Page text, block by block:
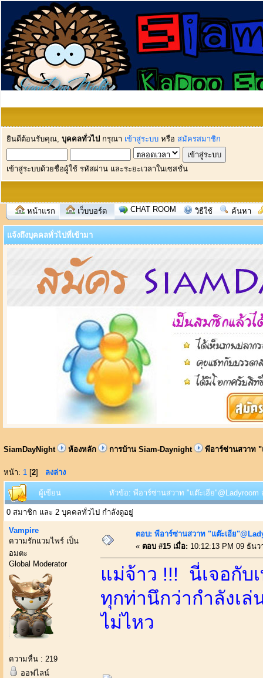
ยินดีต้อนรับคุณ, บุคคลทั่วไป กรุณา เข้าสู่ระบบ หรือ สมัครสมาชิก
เข้าสู่ระบบด้วยชื่อผู้ใช้ รหัสผ่าน และระยะเวลาในเซสชั่น
หน้าแรก เว็บบอร์ด CHAT ROOM วิธีใช้ ค้นหา
แจ้งถึงบุคคลทั่วไปที่เข้ามา
SiamDayNight ห้องหลัก การบ้าน Siam-Daynight พีอาร์ซ่านสวาท "
หน้า: 1 [2] ลงล่าง
ผู้เขียน หัวข้อ: พีอาร์ซ่านสวาท "แต๊ะเอีย"@Ladyroom
0 สมาชิก และ 2 บุคคลทั่วไป กำลังดูอยู่
Vampire
ความรักแวมไพร์ เป็น
อมตะ
Global Moderator
ความหื่น : 219
ออฟไลน์
ตอบ: พีอาร์ซ่านสวาท "แต๊ะเอีย
« ตอบ #15 เมื่อ: 10:12:13 PM 09 ธัน
แม่จ้าว !!! นี่เจอกับ
ทุกท่านึกว่ากำลังเ
ไม่ไหว